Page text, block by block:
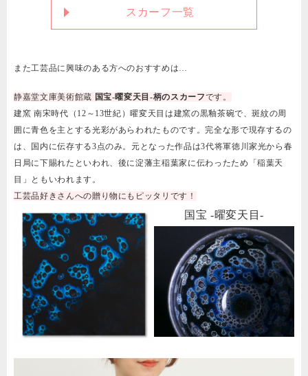
スカーフ一覧
また工芸品に興味のある方へのおすすめは…
静嘉堂文庫美術館蔵 国宝-曜変天目-柄のスカーフです。
建窯 南宋時代（12～13世紀）曜変天目は建窯の黒釉茶碗で、斑紋の周
囲に青色を主とする光彩があらわれたものです。完全な形で現存するの
は、国内に伝存する3点のみ。元となった作品は3代将軍徳川家光から春
日局に下賜れたといわれ、後に淀藩主稲葉家に伝わったため「稲葉天
目」ともいわれます。
工芸品好きさんへの贈り物にもピッタリです！
国宝 -曜変天目-